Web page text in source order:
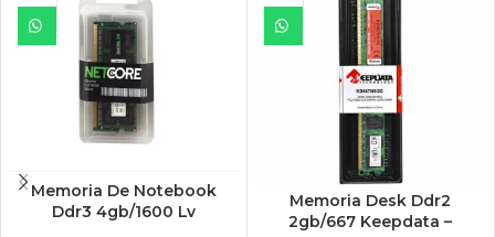
Memoria De Notebook
Ddr3 4gb/1600 Lv
Memoria Desk Ddr2
2gb/667 Keepdata –